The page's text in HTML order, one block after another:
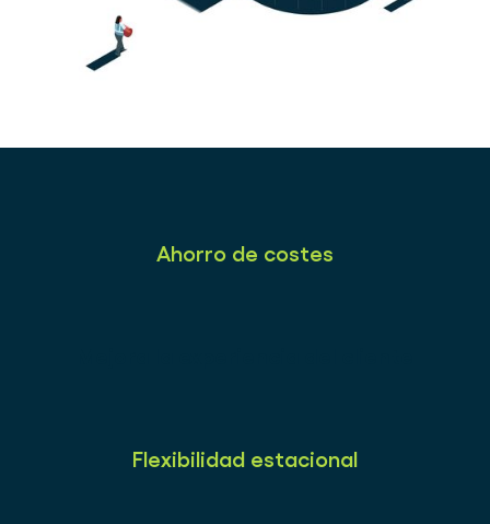
Ahorro de costes
Flexibilidad estacional